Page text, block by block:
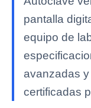
pantalla
equipo de
avanzadas
certificadas